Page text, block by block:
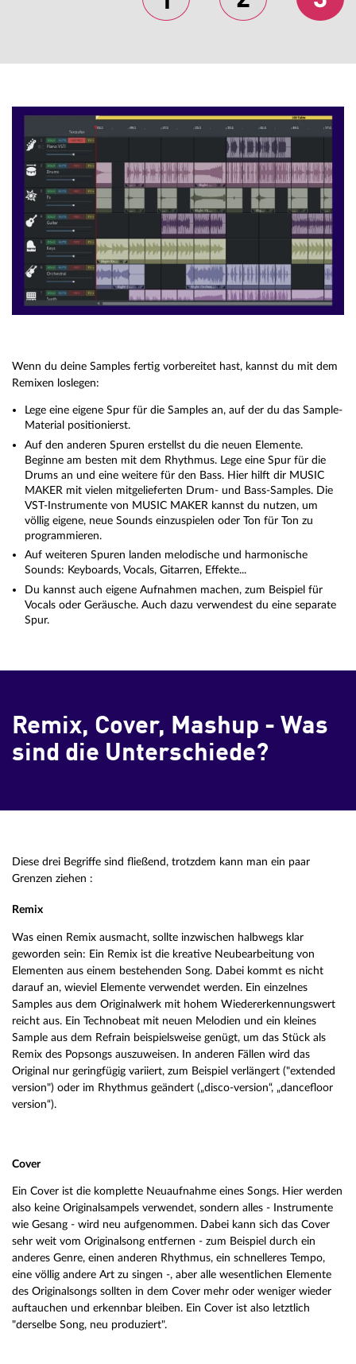
Wenn du deine Samples fertig vorbereitet hast, kannst du mit dem
Remixen loslegen:
Lege eine eigene Spur für die Samples an, auf der du das Sample-
Material positionierst.
Auf den anderen Spuren erstellst du die neuen Elemente.
Beginne am besten mit dem Rhythmus. Lege eine Spur für die
Drums an und eine weitere für den Bass. Hier hilft dir MUSIC
MAKER mit vielen mitgelieferten Drum- und Bass-Samples. Die
VST-Instrumente von MUSIC MAKER kannst du nutzen, um
völlig eigene, neue Sounds einzuspielen oder Ton für Ton zu
programmieren.
Auf weiteren Spuren landen melodische und harmonische
Sounds: Keyboards, Vocals, Gitarren, Effekte...
Du kannst auch eigene Aufnahmen machen, zum Beispiel für
Vocals oder Geräusche. Auch dazu verwendest du eine separate
Spur.
Remix, Cover, Mashup - Was
sind die Unterschiede?
Diese drei Begriffe sind fließend, trotzdem kann man ein paar
Grenzen ziehen :
Remix
Was einen Remix ausmacht, sollte inzwischen halbwegs klar
geworden sein: Ein Remix ist die kreative Neubearbeitung von
Elementen aus einem bestehenden Song. Dabei kommt es nicht
darauf an, wieviel Elemente verwendet werden. Ein einzelnes
Samples aus dem Originalwerk mit hohem Wiedererkennungswert
reicht aus. Ein Technobeat mit neuen Melodien und ein kleines
Sample aus dem Refrain beispielsweise genügt, um das Stück als
Remix des Popsongs auszuweisen. In anderen Fällen wird das
Original nur geringfügig variiert, zum Beispiel verlängert ("extended
version") oder im Rhythmus geändert („disco-version“, „dancefloor
version“).
Cover
Ein Cover ist die komplette Neuaufnahme eines Songs. Hier werden
also keine Originalsampels verwendet, sondern alles - Instrumente
wie Gesang - wird neu aufgenommen. Dabei kann sich das Cover
sehr weit vom Originalsong entfernen - zum Beispiel durch ein
anderes Genre, einen anderen Rhythmus, ein schnelleres Tempo,
eine völlig andere Art zu singen -, aber alle wesentlichen Elemente
des Originalsongs sollten in dem Cover mehr oder weniger wieder
auftauchen und erkennbar bleiben. Ein Cover ist also letztlich
"derselbe Song, neu produziert".